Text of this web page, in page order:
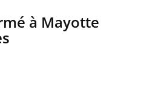
à Mayotte